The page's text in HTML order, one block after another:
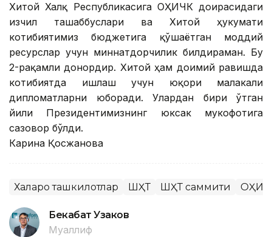
Хитой Халқ Республикасига ОҲИЧК доирасидаги
изчил ташаббуслари ва Хитой ҳукумати
котибиятимиз бюджетига қўшаётган моддий
ресурслар учун миннатдорчилик билдираман. Бу
2-рақамли донордир. Хитой ҳам доимий равишда
котибиятда ишлаш учун юқори малакали
дипломатларни юборади. Улардан бири ўтган
йили Президентимизнинг юксак мукофотига
сазовор бўлди.
Карина Қосжанова
Халқаро ташкилотлар ШҲТ ШҲТ саммити
Бекабат Узаков
Муаллиф